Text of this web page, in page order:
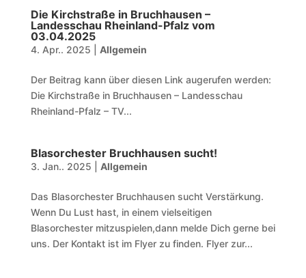
Die Kirchstraße in Bruchhausen –
Landesschau Rheinland-Pfalz vom
03.04.2025
4. Apr.. 2025 Allgemein
Der Beitrag kann über diesen Link augerufen werden:
Die Kirchstraße in Bruchhausen – Landesschau
Rheinland-Pfalz – TV...
Blasorchester Bruchhausen sucht!
3. Jan.. 2025 Allgemein
Das Blasorchester Bruchhausen sucht Verstärkung.
Wenn Du Lust hast, in einem vielseitigen
Blasorchester mitzuspielen,dann melde Dich gerne bei
uns. Der Kontakt ist im Flyer zu finden. Flyer zur...